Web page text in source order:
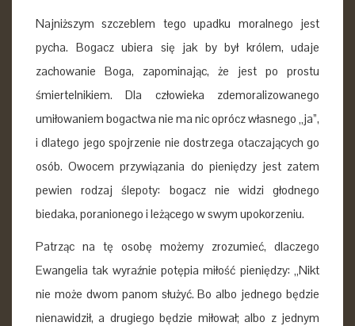
Najniższym szczeblem tego upadku moralnego jest
pycha. Bogacz ubiera się jak by był królem, udaje
zachowanie Boga, zapominając, że jest po prostu
śmiertelnikiem. Dla człowieka zdemoralizowanego
umiłowaniem bogactwa nie ma nic oprócz własnego „ja”,
i dlatego jego spojrzenie nie dostrzega otaczających go
osób. Owocem przywiązania do pieniędzy jest zatem
pewien rodzaj ślepoty: bogacz nie widzi głodnego
biedaka, poranionego i leżącego w swym upokorzeniu.
Patrząc na tę osobę możemy zrozumieć, dlaczego
Ewangelia tak wyraźnie potępia miłość pieniędzy: „Nikt
nie może dwom panom służyć. Bo albo jednego będzie
nienawidził, a drugiego będzie miłował; albo z jednym